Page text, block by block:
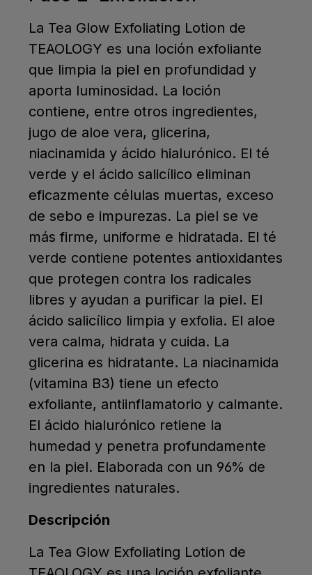
La Tea Glow Exfoliating Lotion de
TEAOLOGY es una loción exfoliante
que limpia la piel en profundidad y
aporta luminosidad. La loción
contiene, entre otros ingredientes,
jugo de aloe vera, glicerina,
niacinamida y ácido hialurónico. El té
verde y el ácido salicílico eliminan
eficazmente células muertas, exceso
de sebo e impurezas. La piel se ve
más firme, uniforme e hidratada. El té
verde contiene potentes antioxidantes
que protegen contra los radicales
libres y ayudan a purificar la piel. El
ácido salicílico limpia y exfolia. El aloe
vera calma, hidrata y cuida. La
glicerina es hidratante. La niacinamida
(vitamina B3) tiene un efecto
exfoliante, antiinflamatorio y calmante.
El ácido hialurónico retiene la
humedad y penetra profundamente
en la piel. Elaborada con un 96% de
ingredientes naturales.
Descripción
La Tea Glow Exfoliating Lotion de